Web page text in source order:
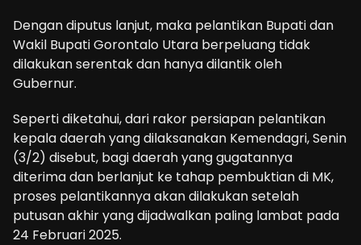
Dengan diputus lanjut, maka pelantikan Bupati dan
Wakil Bupati Gorontalo Utara berpeluang tidak
dilakukan serentak dan hanya dilantik oleh
Gubernur.
Seperti diketahui, dari rakor persiapan pelantikan
kepala daerah yang dilaksanakan Kemendagri, Senin
(3/2) disebut, bagi daerah yang gugatannya
diterima dan berlanjut ke tahap pembuktian di MK,
proses pelantikannya akan dilakukan setelah
putusan akhir yang dijadwalkan paling lambat pada
24 Februari 2025.